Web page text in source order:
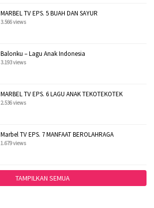
MARBEL TV EPS. 5 BUAH DAN SAYUR
3.566 views
Balonku – Lagu Anak Indonesia
3.193 views
MARBEL TV EPS. 6 LAGU ANAK TEKOTEKOTEK
2.536 views
Marbel TV EPS. 7 MANFAAT BEROLAHRAGA
1.679 views
TAMPILKAN SEMUA